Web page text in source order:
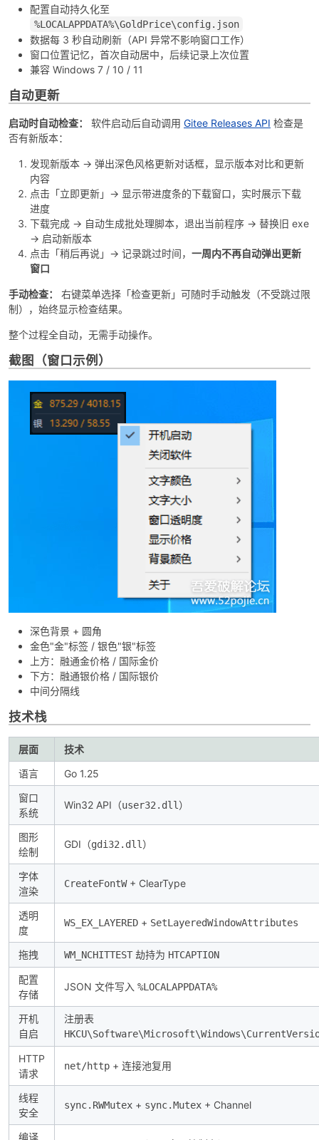
52
配置自动持久化至
%LOCALAPPDATA%\GoldPrice\config.json
数据每 3 秒自动刷新（API 异常不影响窗口工作）
窗口位置记忆，首次自动居中，后续记录上次位置
兼容 Windows 7 / 10 / 11
自动更新
启动时自动检查： 软件启动后自动调用 Gitee Releases API 检查是
否有新版本：
发现新版本 → 弹出深色风格更新对话框，显示版本对比和更新
内容
点击「立即更新」→ 显示带进度条的下载窗口，实时展示下载
进度
下载完成 → 自动生成批处理脚本，退出当前程序 → 替换旧 exe
→ 启动新版本
点击「稍后再说」→ 记录跳过时间， 一周内不再自动弹出更新
窗口
手动检查：
右键菜单选择「检查更新」可随时手动触发（不受跳过限
制），始终显示检查结果。
整个过程全自动，无需手动操作。
截图（窗口示例）
深色背景 + 圆角
金色"金"标签 / 银色"银"标签
上方：融通金价格 / 国际金价
下方：融通银价格 / 国际银价
中间分隔线
技术栈
层面
技术
语言
Go 1.25
窗口
系统
Win32 API（user32.dll ）
图形
绘制
GDI（gdi32.dll ）
字体
渲染
CreateFontW+ ClearType
透明
度
WS_EX_LAYERED + SetLayeredWindowAttributes
拖拽 WM_NCHITTEST 劫持为 HTCAPTION
配置
存储
JSON 文件写入 %LOCALAPPDATA%
开机
自启
注册表
HTTP
请求
net/http + 连接池复用
线程
安全
sync.RWMutex + sync.Mutex + Channel
编译